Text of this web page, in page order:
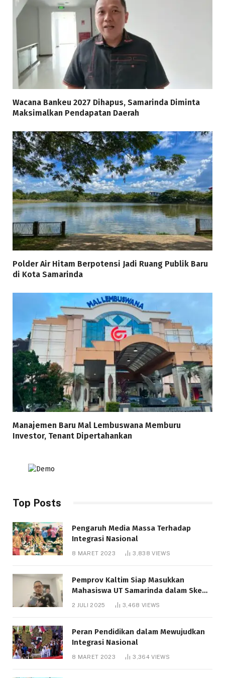
Wacana Bankeu 2027 Dihapus, Samarinda Diminta
Maksimalkan Pendapatan Daerah
Polder Air Hitam Berpotensi Jadi Ruang Publik Baru
di Kota Samarinda
Manajemen Baru Mal Lembuswana Memburu
Investor, Tenant Dipertahankan
Top Posts
Pengaruh Media Massa Terhadap
Integrasi Nasional
8 MARET 2023 3,838VIEWS
Pemprov Kaltim Siap Masukkan
Mahasiswa UT Samarinda dalam Skema
Bantuan Pendidikan Gratispol
2 JULI 2025 3,468 VIEWS
Peran Pendidikan dalam Mewujudkan
Integrasi Nasional
8 MARET 2023 3,364VIEWS